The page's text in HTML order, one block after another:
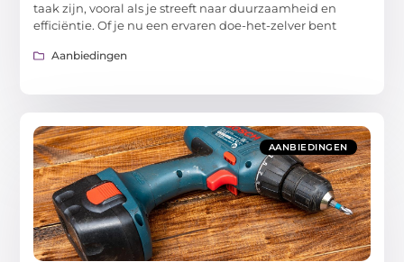
taak zijn, vooral als je streeft naar duurzaamheid en
efficiëntie. Of je nu een ervaren doe-het-zelver bent
Aanbiedingen
AANBIEDINGEN